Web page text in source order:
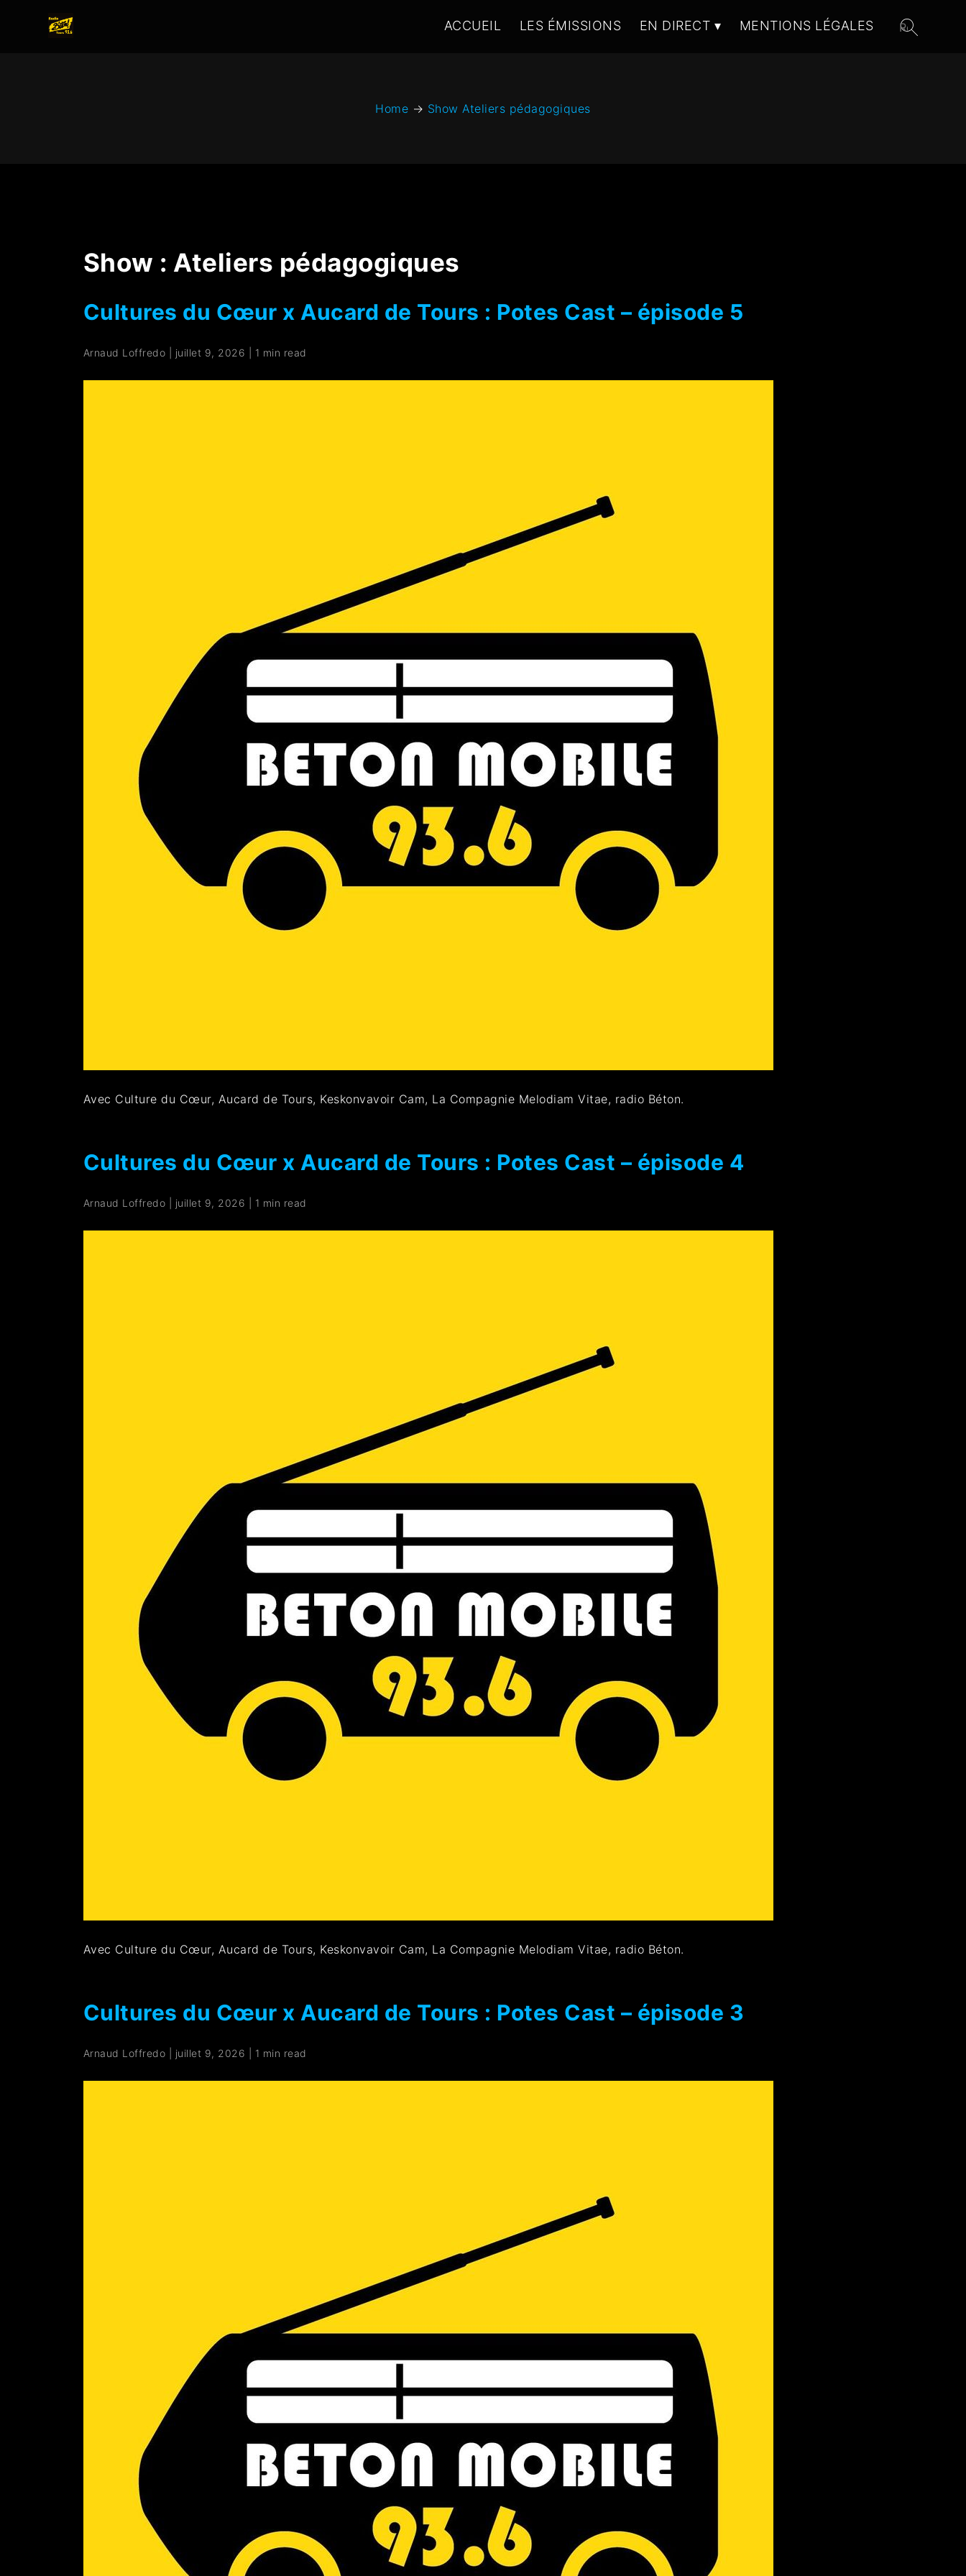
ACCUEIL LES ÉMISSIONS EN DIRECT MENTIONS LÉGALES
Home → Show Ateliers pédagogiques
Show : Ateliers pédagogiques
Cultures du Cœur x Aucard de Tours : Potes Cast – épisode 5
Arnaud Loffredo juillet 9, 2026 1 min read
Avec Culture du Cœur, Aucard de Tours, Keskonvavoir Cam, La Compagnie Melodiam Vitae, radio Béton.
Cultures du Cœur x Aucard de Tours : Potes Cast – épisode 4
Arnaud Loffredo juillet 9, 2026 1 min read
Avec Culture du Cœur, Aucard de Tours, Keskonvavoir Cam, La Compagnie Melodiam Vitae, radio Béton.
Cultures du Cœur x Aucard de Tours : Potes Cast – épisode 3
Arnaud Loffredo juillet 9, 2026 1 min read